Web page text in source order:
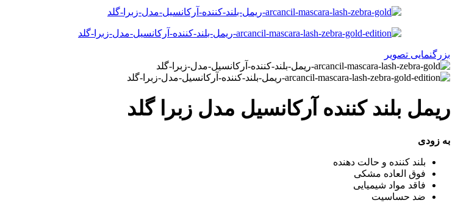
بزرگنمایی تصویر
ریمل بلند کننده آرکانسیل مدل زبرا گلد
به زودی
بلند کننده و حالت دهنده
فوق العاده مشکی
فاقد مواد شیمیایی
ضد حساسیت